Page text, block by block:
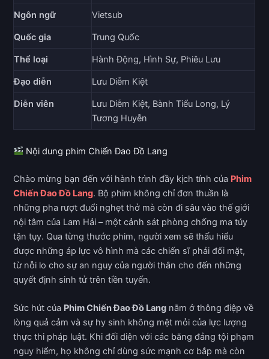
Ngôn ngữ Vietsub
Quốc gia Trung Quốc
Thể loại Hành Động, Hình Sự, Phiêu Lưu
Đạo diễn Lưu Diễm Kiệt
Diễn viên
Lưu Diễm Kiệt, Bành Tiểu Long, Lý
Tương Huyễn
Nội dung phim Chiến Đao Đồ Lang
Chào mừng bạn đến với hành trình đầy kịch tính của Phim
Chiến Đao Đồ Lang. Bộ phim không chỉ đơn thuần là
những pha rượt đuổi nghẹt thở mà còn đi sâu vào thế giới
nội tâm của Lam Hải – một cảnh sát phòng chống ma túy
tận tụy. Qua từng thước phim, người xem sẽ thấu hiểu
được những áp lực vô hình mà các chiến sĩ phải đối mặt,
từ nỗi lo cho sự an nguy của người thân cho đến những
quyết định sinh tử trên tiền tuyến.
Sức hút của Phim Chiến Đao Đồ Lang nằm ở thông điệp về
lòng quả cảm và sự hy sinh không mệt mỏi của lực lượng
thực thi pháp luật. Khi đối diện với các băng đảng tội phạm
nguy hiểm, họ không chỉ dùng sức mạnh cơ bắp mà còn